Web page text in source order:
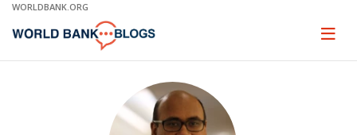
Skip
Main
WORLDBANK.ORG
Page